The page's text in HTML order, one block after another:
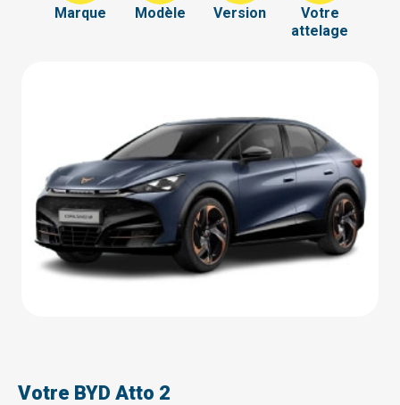
Marque Modèle Version
Votre
attelage
Votre BYD Atto 2